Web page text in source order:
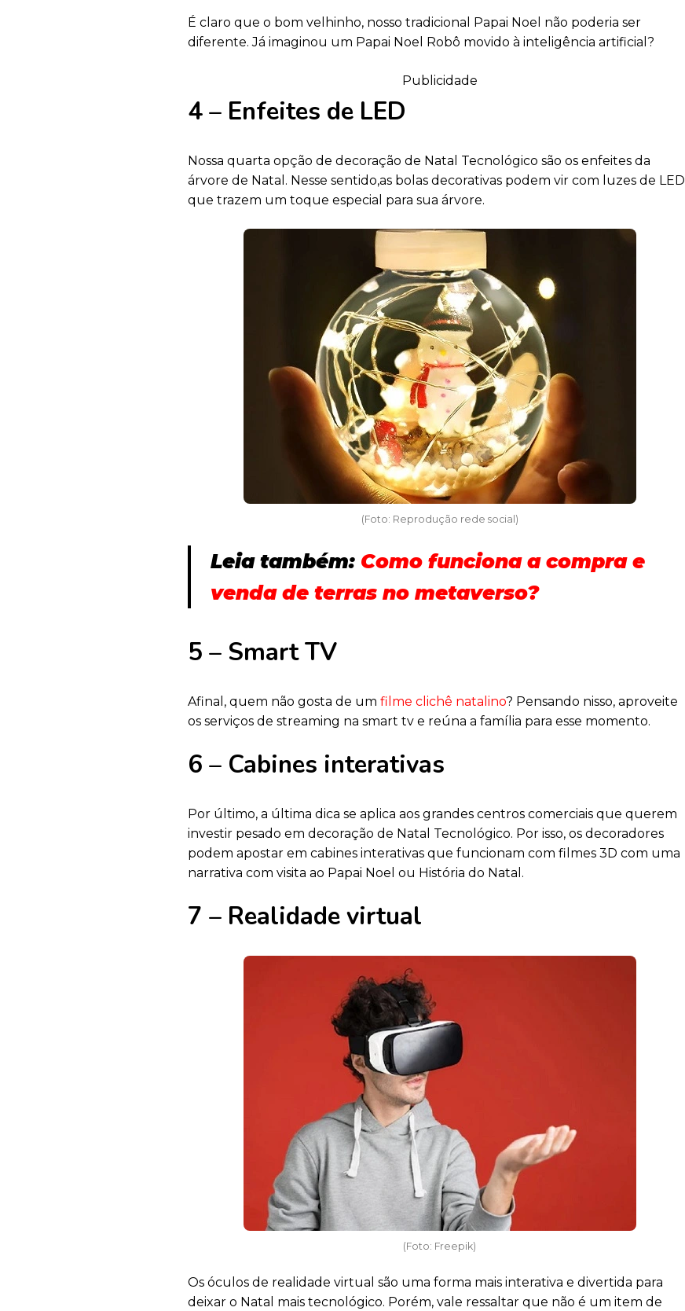
É claro que o bom velhinho, nosso tradicional Papai Noel não poderia ser
diferente. Já imaginou um Papai Noel Robô movido à inteligência artificial?
Publicidade
4 – Enfeites de LED
Nossa quarta opção de decoração de Natal Tecnológico são os enfeites da
árvore de Natal. Nesse sentido,as bolas decorativas podem vir com luzes de LED
que trazem um toque especial para sua árvore.
(Foto: Reprodução rede social)
Leia também: Como funciona a compra e
venda de terras no metaverso?
5 – Smart TV
Afinal, quem não gosta de um filme clichê natalino? Pensando nisso, aproveite
os serviços de streaming na smart tv e reúna a família para esse momento.
6 – Cabines interativas
Por último, a última dica se aplica aos grandes centros comerciais que querem
investir pesado em decoração de Natal Tecnológico. Por isso, os decoradores
podem apostar em cabines interativas que funcionam com filmes 3D com uma
narrativa com visita ao Papai Noel ou História do Natal.
7 – Realidade virtual
(Foto: Freepik)
Os óculos de realidade virtual são uma forma mais interativa e divertida para
deixar o Natal mais tecnológico. Porém, vale ressaltar que não é um item de